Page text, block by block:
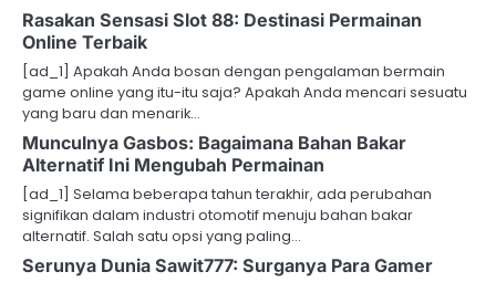
Rasakan Sensasi Slot 88: Destinasi Permainan
Online Terbaik
[ad_1] Apakah Anda bosan dengan pengalaman bermain
game online yang itu-itu saja? Apakah Anda mencari sesuatu
yang baru dan menarik…
Munculnya Gasbos: Bagaimana Bahan Bakar
Alternatif Ini Mengubah Permainan
[ad_1] Selama beberapa tahun terakhir, ada perubahan
signifikan dalam industri otomotif menuju bahan bakar
alternatif. Salah satu opsi yang paling…
Serunya Dunia Sawit777: Surganya Para Gamer